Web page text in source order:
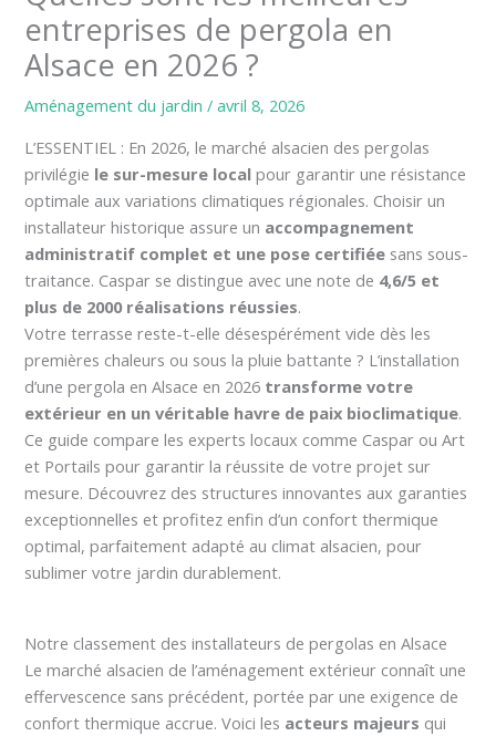
entreprises de pergola en
Alsace en 2026 ?
Aménagement du jardin /avril 8, 2026
L’ESSENTIEL : En 2026, le marché alsacien des pergolas
privilégie le sur-mesure local pour garantir une résistance
optimale aux variations climatiques régionales. Choisir un
installateur historique assure un accompagnement
administratif complet et une pose certifiée sans sous-
traitance. Caspar se distingue avec une note de 4,6/5 et
plus de 2000 réalisations réussies.
Votre terrasse reste-t-elle désespérément vide dès les
premières chaleurs ou sous la pluie battante ? L’installation
d’une pergola en Alsace en 2026 transforme votre
extérieur en un véritable havre de paix bioclimatique.
Ce guide compare les experts locaux comme Caspar ou Art
et Portails pour garantir la réussite de votre projet sur
mesure. Découvrez des structures innovantes aux garanties
exceptionnelles et profitez enfin d’un confort thermique
optimal, parfaitement adapté au climat alsacien, pour
sublimer votre jardin durablement.
Notre classement des installateurs de pergolas en Alsace
Le marché alsacien de l’aménagement extérieur connaît une
effervescence sans précédent, portée par une exigence de
confort thermique accrue. Voici les acteurs majeurs qui